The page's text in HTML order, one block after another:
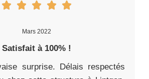
Mars 2022
Satisfait à 100% !
surprise. Délais respectés